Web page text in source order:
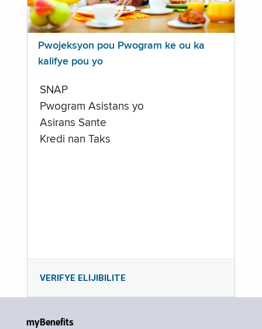
Pwojeksyon pou Pwogram ke ou ka
kalifye pou yo
SNAP
Pwogram Asistans yo
Asirans Sante
Kredi nan Taks
VERIFYE ELIJIBILITE
myBenefits